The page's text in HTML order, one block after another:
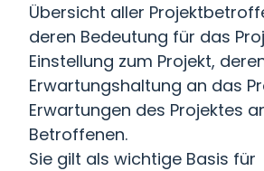
Übersicht aller
deren Bedeutung für das
Einstellung zum Projekt,
Erwartungshaltung an das
Erwartungen des Projektes
Betroffenen.
Sie gilt als wichtige Basis für